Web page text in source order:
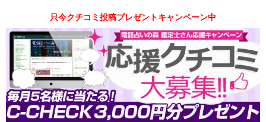
只今クチコミ投稿プレゼントキャンペーン中